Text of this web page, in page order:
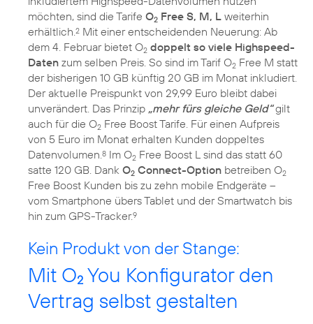
möchten, sind die Tarife O2 Free S, M, L weiterhin
erhältlich.2 Mit einer entscheidenden Neuerung: Ab
dem 4. Februar bietet O2 doppelt so viele Highspeed-
Daten zum selben Preis. So sind im Tarif O2 Free M statt
der bisherigen 10 GB künftig 20 GB im Monat inkludiert.
Der aktuelle Preispunkt von 29,99 Euro bleibt dabei
unverändert. Das Prinzip „mehr fürs gleiche Geld“gilt
auch für die O2 Free Boost Tarife. Für einen Aufpreis
von 5 Euro im Monat erhalten Kunden doppeltes
Datenvolumen.8 Im O2 Free Boost L sind das statt 60
satte 120 GB. Dank O2 Connect-Option betreiben O2
Free Boost Kunden bis zu zehn mobile Endgeräte –
vom Smartphone übers Tablet und der Smartwatch bis
hin zum GPS-Tracker.9
Kein Produkt von der Stange:
Mit O2 You Konfigurator den
Vertrag selbst gestalten